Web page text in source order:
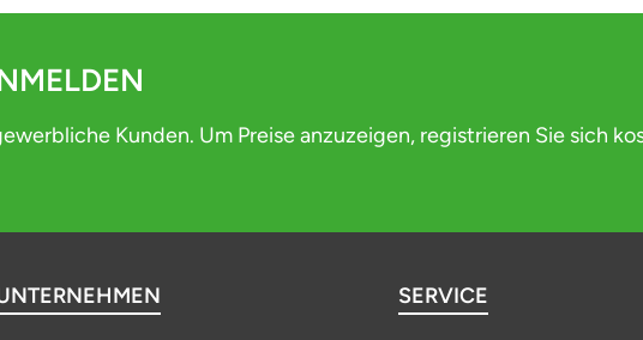
Kunden. Um Preise anzuzeigen, registrieren Sie sich
SERVICE